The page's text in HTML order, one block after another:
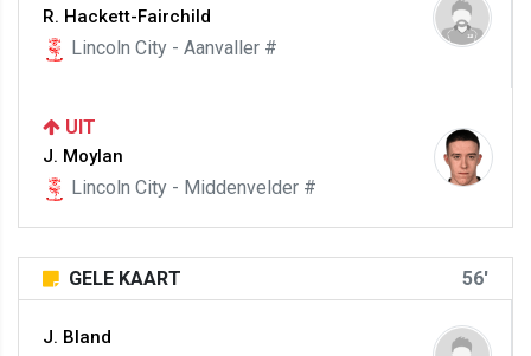
R. Hackett-Fairchild
Lincoln City - Aanvaller #
UIT
J. Moylan
Lincoln City - Middenvelder #
GELE KAART 56'
J. Bland